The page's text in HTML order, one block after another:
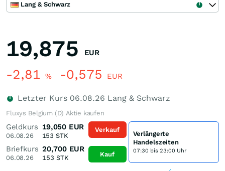
Lang & Schwarz
19,875 EUR
-2,81 % -0,575 EUR
Letzter Kurs 06.08.26 Lang & Schwarz
Fluxys Belgium (D) Aktie kaufen
Geldkurs
06.08.26
19,050 EUR
153 STK
Briefkurs
06.08.26
20,700 EUR
153 STK
Verkauf
Kauf
Verlängerte
Handelszeiten
07:30 bis 23:00 Uhr